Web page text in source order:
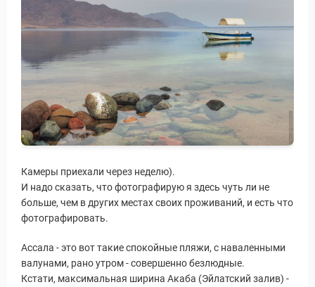
Новости и Отчеты
Камеры приехали через неделю).
И надо сказать, что фотографирую я здесь чуть ли не
больше, чем в других местах своих проживаний, и есть что
фотографировать.
Ассала - это вот такие спокойные пляжи, с наваленными
валунами, рано утром - совершенно безлюдные.
Кстати, максимальная ширина Акаба (Эйлатский залив) -